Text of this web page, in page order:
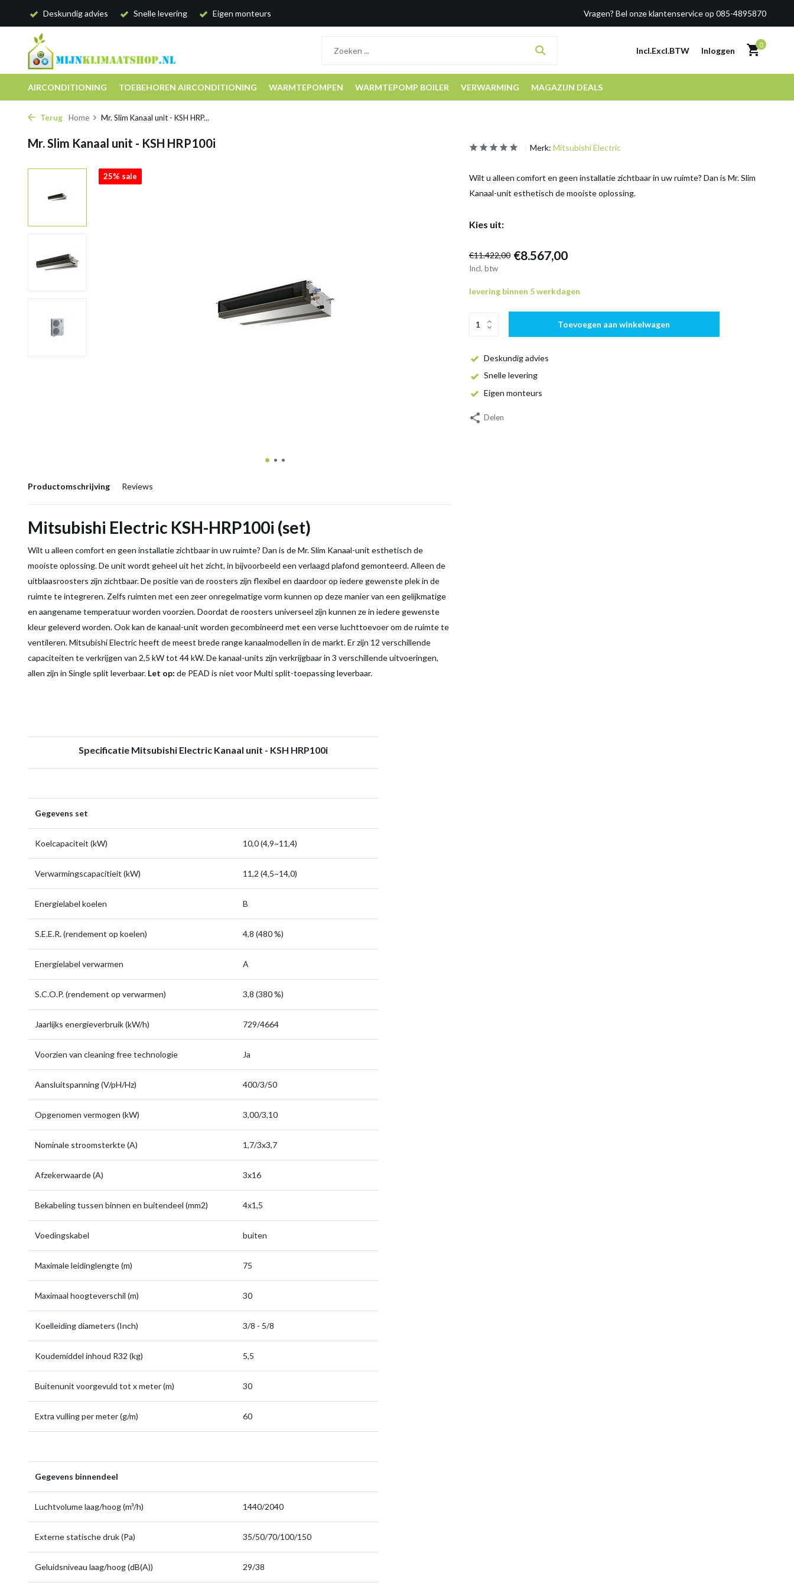
Deskundig advies Snelle levering Eigen monteurs Vragen? Bel onze klantenservice op 085-4895870
Incl.Excl.BTW Inloggen
0
AIRCONDITIONING TOEBEHOREN AIRCONDITIONING WARMTEPOMPEN WARMTEPOMP BOILER VERWARMING MAGAZIJN DEALS
Terug Home Mr. Slim Kanaal unit - KSH HRP...
Mr. Slim Kanaal unit - KSH HRP100i
25% sale
Productomschrijving Reviews
Mitsubishi Electric KSH-HRP100i (set)
Wilt u alleen comfort en geen installatie zichtbaar in uw ruimte? Dan is de Mr. Slim Kanaal-unit esthetisch de
mooiste oplossing. De unit wordt geheel uit het zicht, in bijvoorbeeld een verlaagd plafond gemonteerd. Alleen de
uitblaasroosters zijn zichtbaar. De positie van de roosters zijn flexibel en daardoor op iedere gewenste plek in de
ruimte te integreren. Zelfs ruimten met een zeer onregelmatige vorm kunnen op deze manier van een gelijkmatige
en aangename temperatuur worden voorzien. Doordat de roosters universeel zijn kunnen ze in iedere gewenste
kleur geleverd worden. Ook kan de kanaal-unit worden gecombineerd met een verse luchttoevoer om de ruimte te
ventileren. Mitsubishi Electric heeft de meest brede range kanaalmodellen in de markt. Er zijn 12 verschillende
capaciteiten te verkrijgen van 2,5 kW tot 44 kW. De kanaal-units zijn verkrijgbaar in 3 verschillende uitvoeringen,
allen zijn in Single split leverbaar. Let op: de PEAD is niet voor Multi split-toepassing leverbaar.
Specificatie Mitsubishi Electric Kanaal unit - KSH HRP100i
Gegevens set
Koelcapaciteit (kW) 10,0 (4,9~11,4)
Verwarmingscapacitieit (kW) 11,2 (4,5~14,0)
Energielabel koelen B
S.E.E.R. (rendement op koelen) 4,8 (480 %)
Energielabel verwarmen A
S.C.O.P. (rendement op verwarmen) 3,8 (380 %)
Jaarlijks energieverbruik (kW/h) 729/4664
Voorzien van cleaning free technologie Ja
Aansluitspanning (V/pH/Hz) 400/3/50
Opgenomen vermogen (kW) 3,00/3,10
Nominale stroomsterkte (A) 1,7/3x3,7
Afzekerwaarde (A) 3x16
Bekabeling tussen binnen en buitendeel (mm2) 4x1,5
Voedingskabel buiten
Maximale leidinglengte (m) 75
Maximaal hoogteverschil (m) 30
Koelleiding diameters (Inch) 3/8 - 5/8
Koudemiddel inhoud R32 (kg) 5,5
Buitenunit voorgevuld tot x meter (m) 30
Extra vulling per meter (g/m) 60
Gegevens binnendeel
Luchtvolume laag/hoog (m³/h) 1440/2040
Externe statische druk (Pa) 35/50/70/100/150
Geluidsniveau laag/hoog (dB(A)) 29/38
Merk: Mitsubishi Electric
Wilt u alleen comfort en geen installatie zichtbaar in uw ruimte? Dan is Mr. Slim
Kanaal-unit esthetisch de mooiste oplossing.
Kies uit:
€11.422,00 €8.567,00
Incl. btw
levering binnen 5 werkdagen
Toevoegen aan winkelwagen
Deskundig advies
Snelle levering
Eigen monteurs
Delen